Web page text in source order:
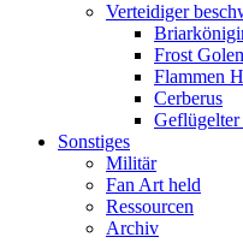
Verteidiger
Frost
Flammen
Cerberus
Sonstiges
Militär
Fan Art held
Ressourcen
Archiv